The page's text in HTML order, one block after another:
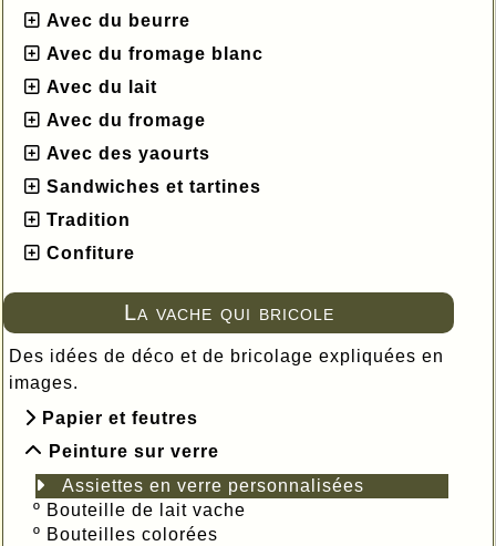
Avec du beurre
Avec du fromage blanc
Avec du lait
Avec du fromage
Avec des yaourts
Sandwiches et tartines
Tradition
Confiture
La vache qui bricole
Des idées de déco et de bricolage expliquées en
images.
Papier et feutres
Peinture sur verre
Assiettes en verre personnalisées
º Bouteille de lait vache
º Bouteilles colorées